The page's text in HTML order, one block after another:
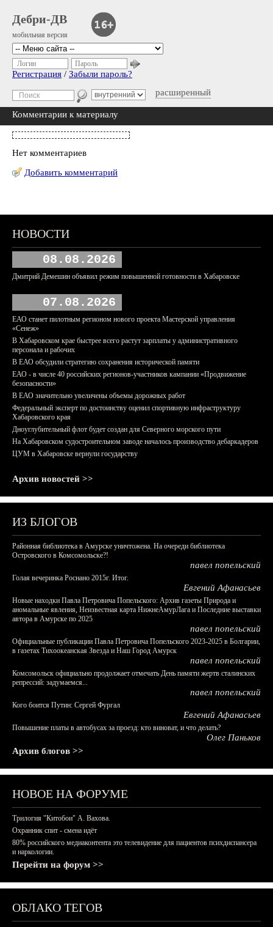
Дебри-ДВ
мобильная версия
расширенный
Логин Пароль
Регистрация / Забыли пароль?
Комментарии к материалу
Нет комментариев
Добавить комментарий
НОВОСТИ
08.08.2026
Дмитрий Демешин объявил режим повышенной готовности в Хабаровске
07.08.2026
ЕАО станет пилотным регионом нового проекта Мастерской управления
«Сенеж»
В Хабаровском крае быстрее всего растут зарплаты у административного
персонала и рабочих
В ЕАО обсудили стратегию сохранения исторической памяти
ЕАО - в числе 40 российских регионов-участников кампании «Продвижение
безопасности»
В ЕАО значительно увеличены объемы дорожных работ
Федеральный эксперт по достоинству оценил спортивную инфраструктуру
Хабаровского края
Дноуглубительный флот будет создан для Северного морского пути
На Хабаровском судостроительном заводе началось производство дебаркадеров
ЦУМ в Хабаровске вернули государству
Архив новостей >>
ИЗ БЛОГОВ
Районная библиотека в Амурске уничтожена. На очереди библиотека
Островского в Комсомольске?!
павел попельский
Голая вечеринка Роснано 2015г. Итог.
Евгений Афанасьев
Новые находки Павла Петровича Попельского: Архив газеты Природа и
аномальные явления, Неизвестная карта НижнеАмурЛага и Последние выставки
автора в Амурске по 2025
павел попельский
Официальные публикации Павла Петровича Попельского 2023-2025 в Болгарии,
в газетах Тихоокеанская Звезда и Наш Город Амурск
павел попельский
Комсомольск официально продолжает отмечать День памяти жертв сталинских
репрессий: задумаемся...
павел попельский
Кого боится Путин: Сергей Фургал
Евгений Афанасьев
Повышение платы в автобусах за проезд: кто виноват, и что делать?
Олег Паньков
Архив блогов >>
НОВОЕ НА ФОРУМЕ
Трилогия "Китобои" А. Вахова.
Охранник спит - смена идёт
80% российского медиаконтента это телевидение для пациентов психдиспансера
и наркологии.
Перейти на форум >>
ОБЛАКО ТЕГОВ